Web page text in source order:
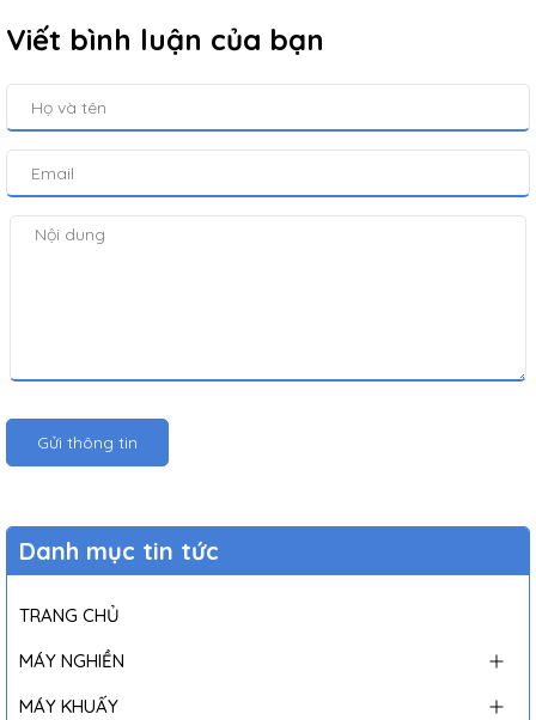
Viết bình luận của bạn
Gửi thông tin
Danh mục tin tức
TRANG CHỦ
MÁY NGHIỀN
MÁY KHUẤY